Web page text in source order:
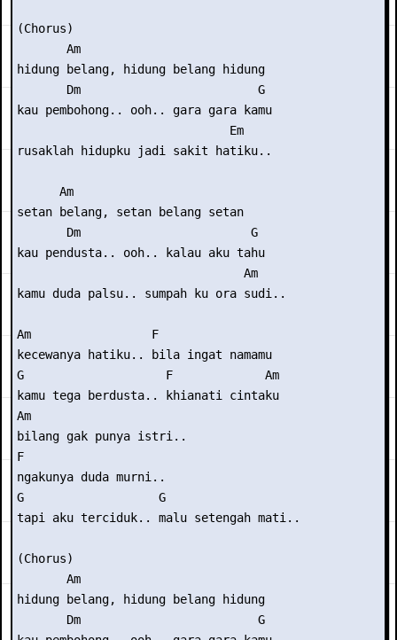
(Chorus)
       Am
hidung belang, hidung belang hidung
       Dm                         G
kau pembohong.. ooh.. gara gara kamu
                              Em
rusaklah hidupku jadi sakit hatiku..
      Am
setan belang, setan belang setan
       Dm                        G
kau pendusta.. ooh.. kalau aku tahu
                                Am
kamu duda palsu.. sumpah ku ora sudi..
Am                 F
kecewanya hatiku.. bila ingat namamu
G                    F             Am
kamu tega berdusta.. khianati cintaku
Am
bilang gak punya istri..
F
ngakunya duda murni..
G                   G
tapi aku terciduk.. malu setengah mati..
(Chorus)
       Am
hidung belang, hidung belang hidung
       Dm                         G